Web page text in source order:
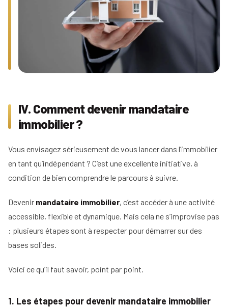
IV. Comment devenir mandataire
immobilier ?
Vous envisagez sérieusement de vous lancer dans l’immobilier
en tant qu’indépendant ? C’est une excellente initiative, à
condition de bien comprendre le parcours à suivre.
Devenir mandataire immobilier, c’est accéder à une activité
accessible, flexible et dynamique. Mais cela ne s’improvise pas
: plusieurs étapes sont à respecter pour démarrer sur des
bases solides.
Voici ce qu’il faut savoir, point par point.
1. Les étapes pour devenir mandataire immobilier